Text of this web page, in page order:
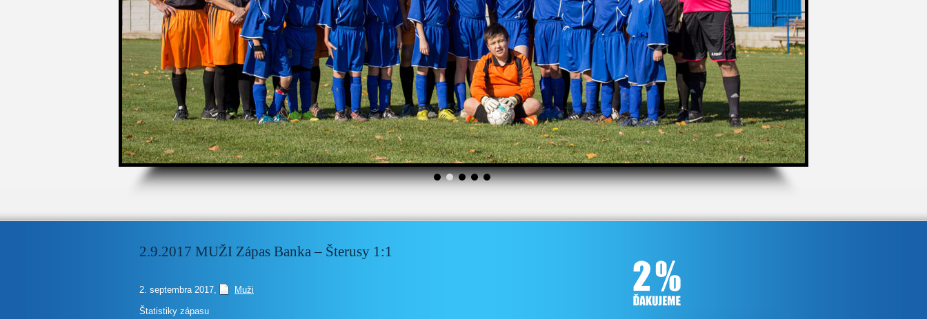
2.9.2017 MUŽI Zápas Banka – Šterusy 1:1
2. septembra 2017, Muži
Štatistiky zápasu